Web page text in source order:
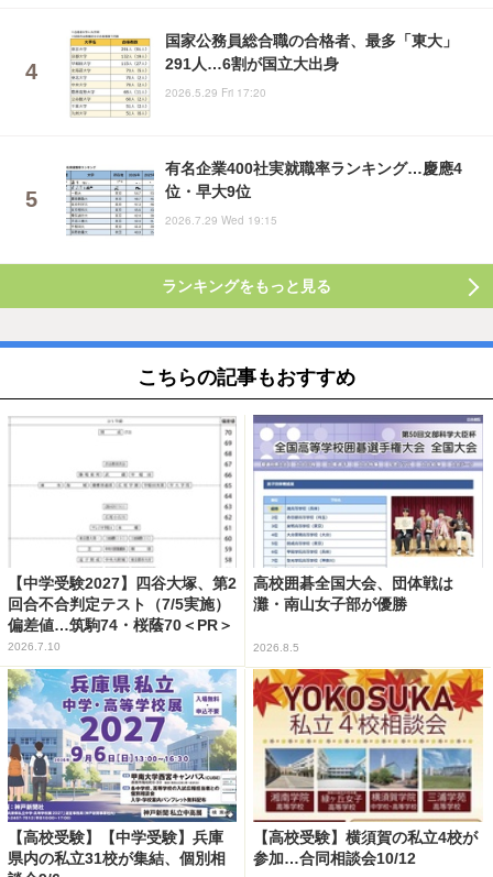
国家公務員総合職の合格者、最多「東大」
291人…6割が国立大出身
2026.5.29 Fri 17:20
有名企業400社実就職率ランキング…慶應4
位・早大9位
2026.7.29 Wed 19:15
ランキングをもっと見る
こちらの記事もおすすめ
【中学受験2027】四谷大塚、第2
回合不合判定テスト（7/5実施）
偏差値…筑駒74・桜蔭70＜PR＞
2026.7.10
高校囲碁全国大会、団体戦は
灘・南山女子部が優勝
2026.8.5
【高校受験】【中学受験】兵庫
県内の私立31校が集結、個別相
【高校受験】横須賀の私立4校が
参加…合同相談会10/12